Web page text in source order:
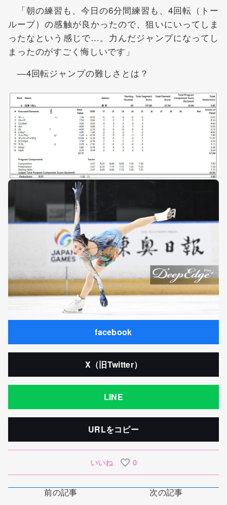
「朝の練習も、今日の6分間練習も、4回転（トー
ループ）の感触が良かったので、狙いにいってしま
ったなという感じで…。力んだジャンプになってし
まったのがすごく悔しいです」
―4回転ジャンプの難しさとは？
facebook
X（旧Twitter）
LINE
URLをコピー
いいね 0
前の記事 次の記事